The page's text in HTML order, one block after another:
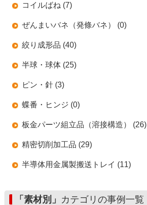
コイルばね (7)
ぜんまいバネ（発條バネ） (0)
絞り成形品 (40)
半球・球体 (25)
ピン・針 (3)
蝶番・ヒンジ (0)
板金パーツ組立品（溶接構造） (26)
精密切削加工品 (29)
半導体用金属製搬送トレイ (11)
「素材別」 カテゴリの事例一覧